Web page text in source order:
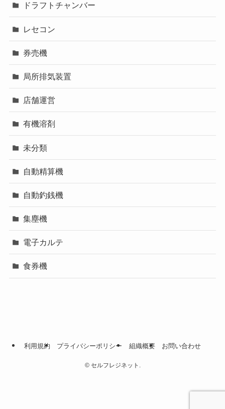
ドラフトチャンバー
レセコン
券売機
局所排気装置
店舗運営
有機溶剤
未分類
自動精算機
自動釣銭機
集塵機
電子カルテ
食券機
利用規約 プライバシーポリシー 組織概要 お問い合わせ
©セルフレジネット.